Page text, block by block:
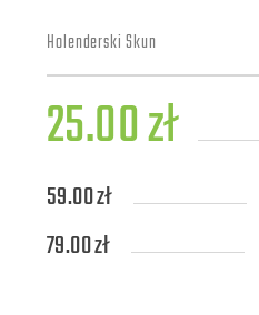
Holenderski Skun
25.00 zł
59.00 zł
79.00 zł